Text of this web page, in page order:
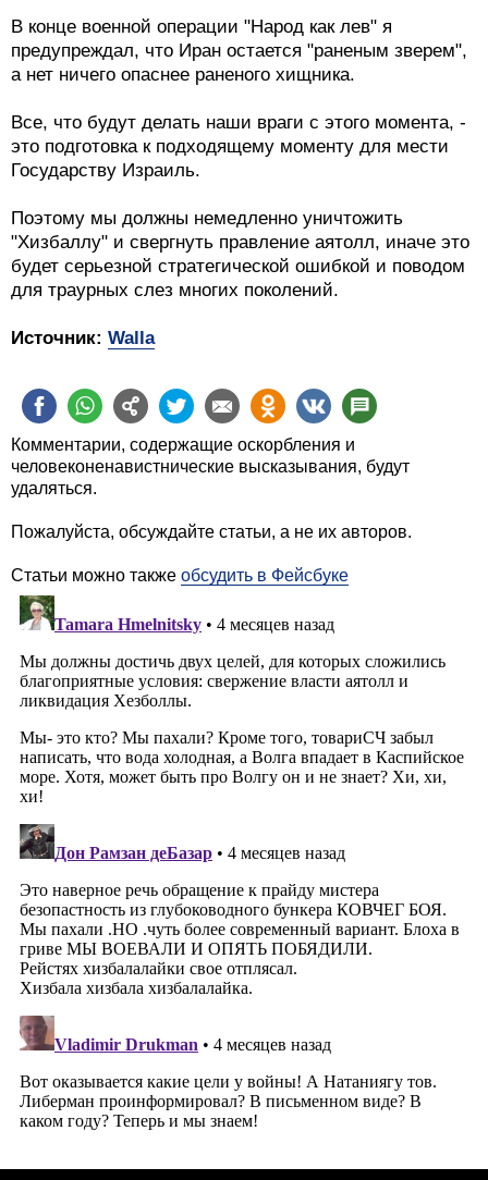
В конце военной операции "Народ как лев" я
предупреждал, что Иран остается "раненым зверем",
а нет ничего опаснее раненого хищника.
Все, что будут делать наши враги с этого момента, -
это подготовка к подходящему моменту для мести
Государству Израиль.
Поэтому мы должны немедленно уничтожить
"Хизбаллу" и свергнуть правление аятолл, иначе это
будет серьезной стратегической ошибкой и поводом
для траурных слез многих поколений.
Источник: Walla
Комментарии, содержащие оскорбления и
человеконенавистнические высказывания, будут
удаляться.
Пожалуйста, обсуждайте статьи, а не их авторов.
Статьи можно также обсудить в Фейсбуке